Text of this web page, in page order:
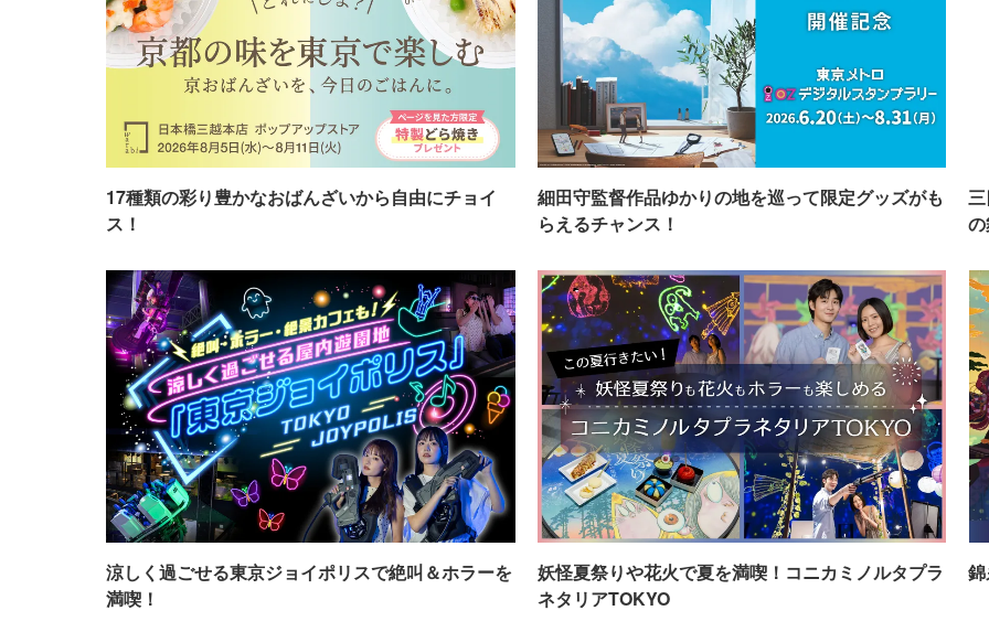
17種類の彩り豊かなおばんざいから自由にチョイ
ス！
細田守監督作品ゆかりの地を巡って限定グッズがも
らえるチャンス！
涼しく過ごせる東京ジョイポリスで絶叫＆ホラーを
満喫！
妖怪夏祭りや花火で夏を満喫！コニカミノルタプラ
ネタリアTOKYO